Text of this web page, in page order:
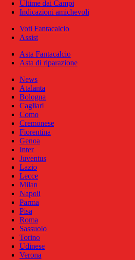
Ultime dai Campi
Indicazioni amichevoli
Voti Fantacalcio
Assist
Asta Fantacalcio
Asta di riparazione
News
Atalanta
Bologna
Cagliari
Como
Cremonese
Fiorentina
Genoa
Inter
Juventus
Lazio
Lecce
Milan
Napoli
Parma
Pisa
Roma
Sassuolo
Torino
Udinese
Verona